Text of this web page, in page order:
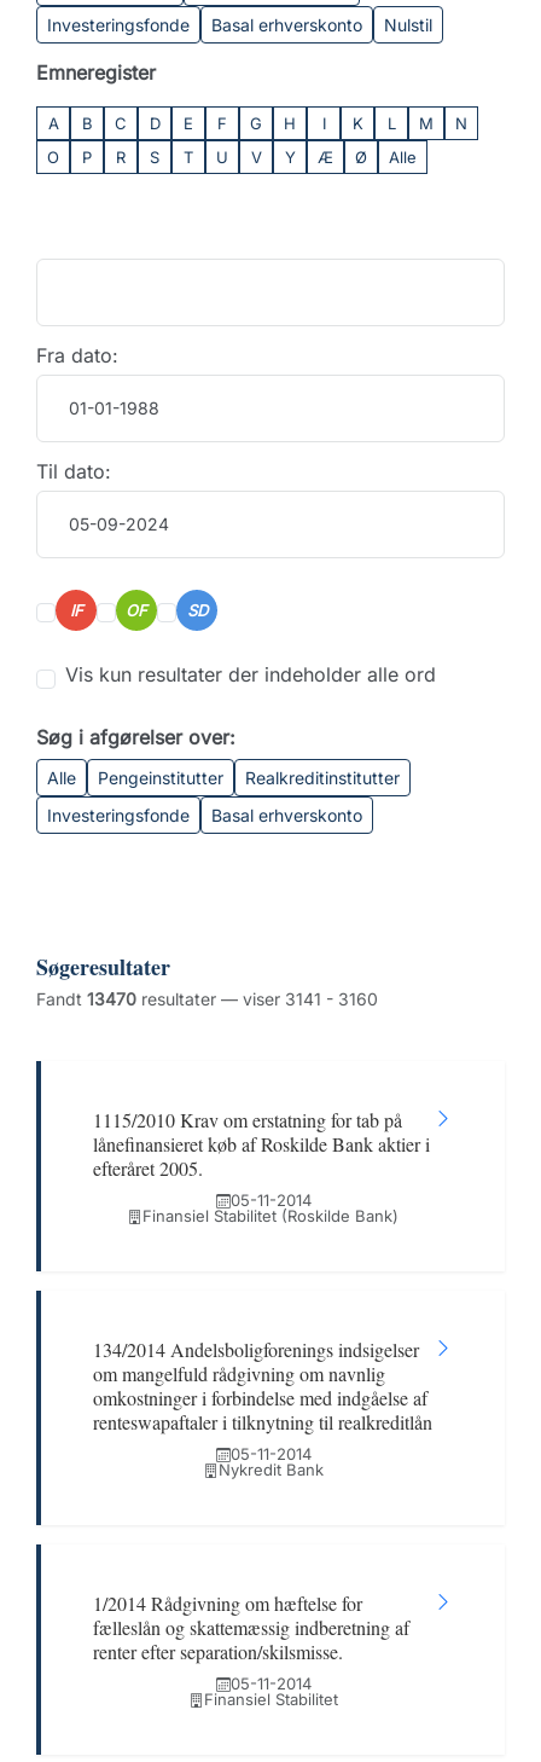
Investeringsfonde
Basal erhverskonto Nulstil
Emneregister
A B C D E F G H I K L M
N
O
P R S T U V Y Æ Ø Alle
Fra dato:
Til dato:
IF OF SD
Vis kun resultater der indeholder alle ord
Søg i afgørelser over:
Alle Pengeinstitutter
Realkreditinstitutter
Investeringsfonde
Basal erhverskonto
Søgeresultater
Fandt 13470 resultater — viser 3141 - 3160
1115/2010 Krav om erstatning for tab på
lånefinansieret køb af Roskilde Bank aktier i
efteråret 2005.
05-11-2014
Finansiel Stabilitet (Roskilde Bank)
134/2014 Andelsboligforenings indsigelser
om mangelfuld rådgivning om navnlig
omkostninger i forbindelse med indgåelse af
renteswapaftaler i tilknytning til realkreditlån
05-11-2014
Nykredit Bank
1/2014 Rådgivning om hæftelse for
fælleslån og skattemæssig indberetning af
renter efter separation/skilsmisse.
05-11-2014
Finansiel Stabilitet